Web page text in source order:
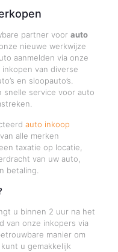
partner voor auto
nieuwe werkwijze
aanmelden via onze
van diverse
en sloopauto’s.
snelle service voor auto
auto inkoop
alle merken
taxatie op locatie,
van uw auto,
betaling.
u binnen 2 uur na het
van onze inkopers via
manier om
u gemakkelijk